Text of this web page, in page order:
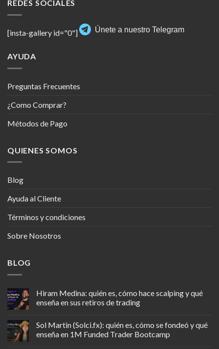
REDES SOCIALES
[insta-gallery id="0"] Únete a nuestro Telegram
AYUDA
Preguntas Frecuentes
¿Como Comprar?
Métodos de Pago
QUIENES SOMOS
Blog
Ayuda al Cliente
Términos y condiciones
Sobre Nosotros
BLOG
Hiram Medina: quién es, cómo hace scalping y qué
enseña en sus retiros de trading
Sol Martin (Solci.fx): quién es, cómo se fondeó y qué
enseña en 1M Funded Trader Bootcamp